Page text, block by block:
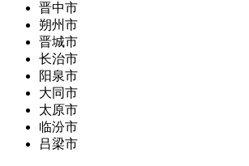
晋中市
朔州市
晋城市
长治市
阳泉市
大同市
太原市
临汾市
吕梁市